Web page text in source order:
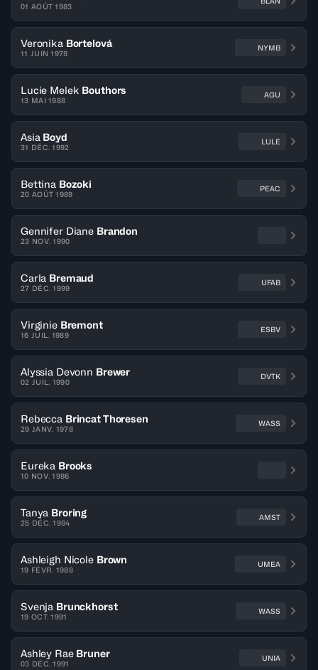
01 AOÛT 1983
Veronika Bortelová
11 JUIN 1978
NYMB
Lucie Melek Bouthors
13 MAI 1988
AGU
Asia Boyd
31 DÉC. 1992
LULE
Bettina Bozoki
20 AOÛT 1989
PEAC
Gennifer Diane Brandon
23 NOV. 1990
Carla Bremaud
27 DÉC. 1999
UFAB
Virginie Bremont
16 JUIL. 1989
ESBV
Alyssia Devonn Brewer
02 JUIL. 1990
DVTK
Rebecca Brincat Thoresen
29 JANV. 1978
WASS
Eureka Brooks
10 NOV. 1986
Tanya Broring
25 DÉC. 1984
AMST
Ashleigh Nicole Brown
19 FÉVR. 1988
UMEA
Svenja Brunckhorst
19 OCT. 1991
WASS
Ashley Rae Bruner
03 DÉC. 1991
UNIA